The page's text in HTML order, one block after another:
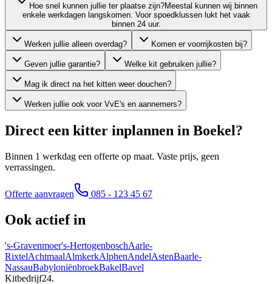
Hoe snel kunnen jullie ter plaatse zijn?Meestal kunnen wij binnen
enkele werkdagen langskomen. Voor spoedklussen lukt het vaak
binnen 24 uur.
Werken jullie alleen overdag? Komen er voorrijkosten bij?
Geven jullie garantie? Welke kit gebruiken jullie?
Mag ik direct na het kitten weer douchen?
Werken jullie ook voor VvE's en aannemers?
Direct een kitter inplannen in Boekel?
Binnen 1 werkdag een offerte op maat. Vaste prijs, geen
verrassingen.
Offerte aanvragen 085 - 123 45 67
Ook actief in
's-Gravenmoer's-HertogenboschAarle-
RixtelAchtmaalAlmkerkAlphenAndelAstenBaarle-
NassauBabyloniënbroekBakelBavel
Kitbedrijf24.